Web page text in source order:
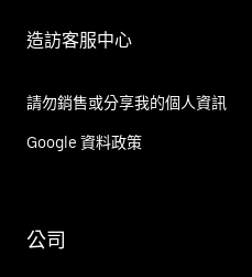
造訪客服中心
請勿銷售或分享我的個人資訊
Google 資料政策
公司